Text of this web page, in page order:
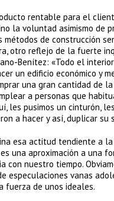
rentable para el
la voluntad asimismo de
métodos de construcción
otro reflejo de la fuerte
Benítez: «Todo el
un edificio económico y
una gran cantidad de
a personas que
les pusimos un cinturón,
a hacer y así, duplicar su
esa actitud tendiente a
una aproximación a una
con nuestro tiempo.
especulaciones vanas
fuerza de unos ideales.